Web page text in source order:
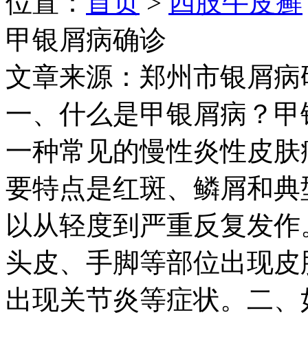
甲银屑病确诊
文章来源：郑州市银屑病
一、什么是甲银屑病？甲
一种常见的慢性炎性皮
要特点是红斑、鳞屑和
以从轻度到严重反复发
头皮、手脚等部位出现
出现关节炎等症状。二